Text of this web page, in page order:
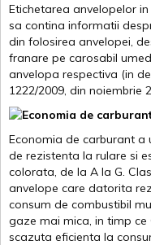
Etichetarea anvelopelor
sa contina informatii
din folosirea anvelopei,
franare pe carosabil
anvelopa respectiva (in
1222/2009, din noiembrie
Economia de carburant a
de rezistenta la rulare si
colorata, de la A la G.
anvelope care datorita
consum de combustibil
gaze mai mica, in timp ce
scazuta eficienta la